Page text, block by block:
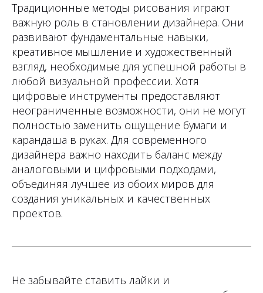
Традиционные методы рисования играют
важную роль в становлении дизайнера. Они
развивают фундаментальные навыки,
креативное мышление и художественный
взгляд, необходимые для успешной работы в
любой визуальной профессии. Хотя
цифровые инструменты предоставляют
неограниченные возможности, они не могут
полностью заменить ощущение бумаги и
карандаша в руках. Для современного
дизайнера важно находить баланс между
аналоговыми и цифровыми подходами,
объединяя лучшее из обоих миров для
создания уникальных и качественных
проектов.
Не забывайте ставить лайки и